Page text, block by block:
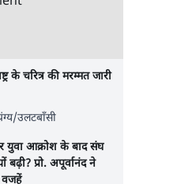
के चरित्र की मरम्मत जारी
उलटबाँसी
युवा आक्रोश के बाद संघ
बढ़ी? प्रो. अपूर्वानंद ने
वजहें